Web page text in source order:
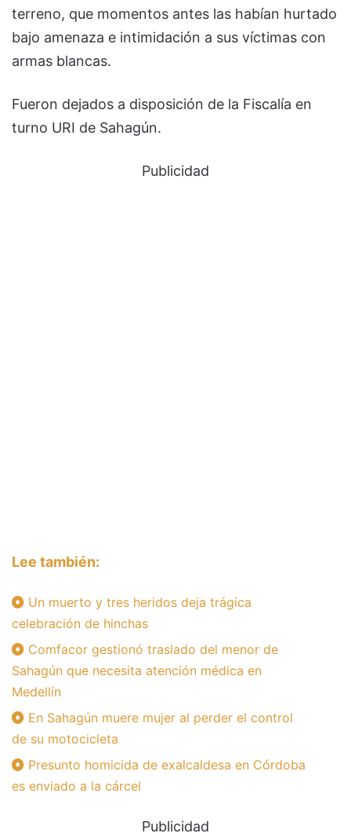
terreno, que momentos antes las habían hurtado
bajo amenaza e intimidación a sus víctimas con
armas blancas.
Fueron dejados a disposición de la Fiscalía en
turno URI de Sahagún.
Publicidad
Lee también:
Un muerto y tres heridos deja trágica
celebración de hinchas
Comfacor gestionó traslado del menor de
Sahagún que necesita atención médica en
Medellín
En Sahagún muere mujer al perder el control
de su motocicleta
Presunto homicida de exalcaldesa en Córdoba
es enviado a la cárcel
Publicidad